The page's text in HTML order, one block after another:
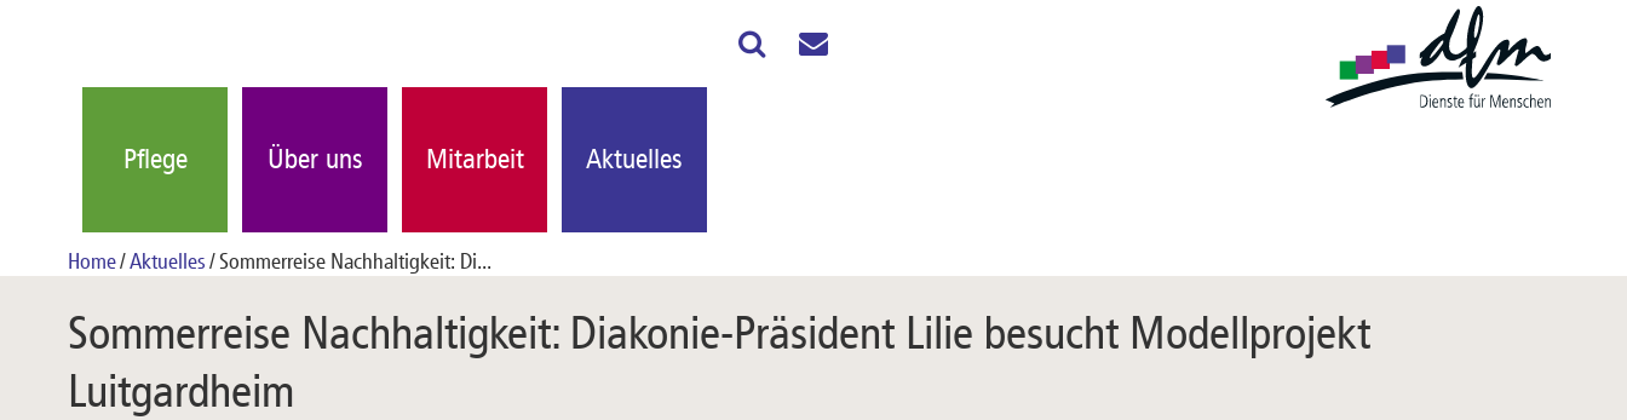
Pflege Über uns Mitarbeit Aktuelles
Home Aktuelles Sommerreise Nachhaltigkeit: Di...
Sommerreise Nachhaltigkeit: Diakonie-Präsident Lilie besucht Modellprojekt
Luitgardheim